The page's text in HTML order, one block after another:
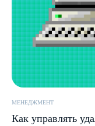
МЕНЕДЖМЕНТ
Как управлять
© Сайт icontextgroup.ru
sales@icontextgroup.ru
Звоните по телефону
+7 (499) 929-85-95
Приезжайте в гости
г. Москва, ул.